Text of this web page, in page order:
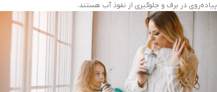
پیاده‌روی در برف و جلوگیری از نفوذ آب هستند.